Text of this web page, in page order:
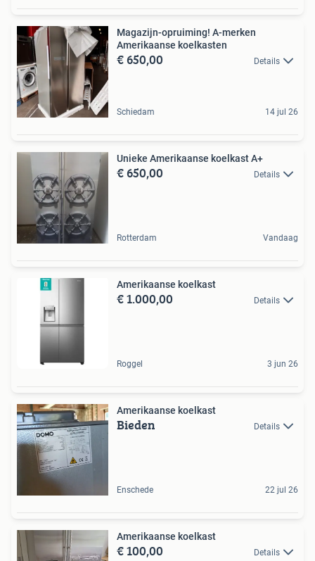
Magazijn-opruiming! A-merken
Amerikaanse koelkasten
€ 650,00 Details
Schiedam 14 jul 26
Unieke Amerikaanse koelkast A+
€ 650,00 Details
Rotterdam Vandaag
Amerikaanse koelkast
€ 1.000,00 Details
Roggel 3 jun 26
Amerikaanse koelkast
Bieden Details
Enschede 22 jul 26
Amerikaanse koelkast
€ 100,00 Details